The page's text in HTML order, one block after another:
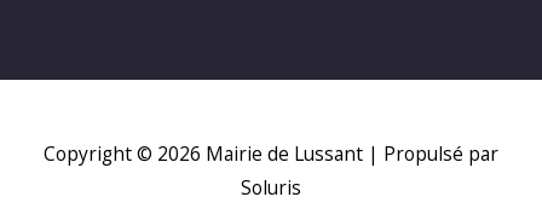
Copyright © 2026 Mairie de Lussant | Propulsé par
Soluris